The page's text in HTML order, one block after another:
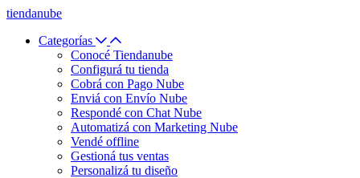
tiendanube
Categorías
Conocé Tiendanube
Configurá tu tienda
Cobrá con Pago Nube
Enviá con Envío Nube
Respondé con Chat Nube
Automatizá con Marketing Nube
Vendé offline
Gestioná tus ventas
Personalizá tu diseño